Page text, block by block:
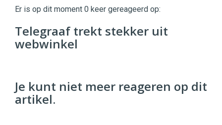
|
Digital
Commercehttps://twinklemagazine.nl
9654
Er is op dit moment 0 keer gereageerd op:
Telegraaf trekt stekker uit
webwinkel
Je kunt niet meer reageren op dit
artikel.